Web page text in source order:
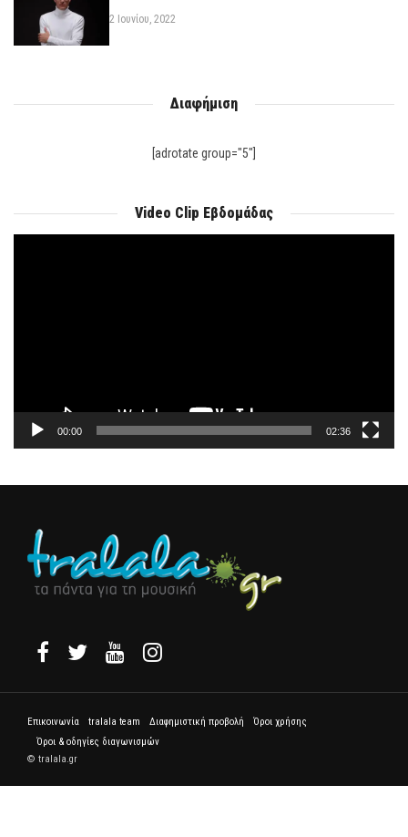
2 Ιουνίου, 2022
Διαφήμιση
[adrotate group="5"]
Video Clip Εβδομάδας
00:00 02:36
Επικοινωνία tralala team Διαφημιστική προβολή
Όροι χρήσης
Όροι & οδηγίες διαγωνισμών
© tralala.gr